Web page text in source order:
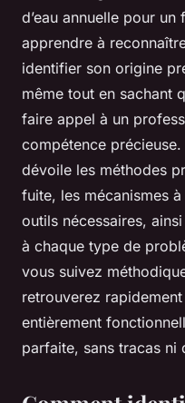
d’eau annuelle pour un
apprendre à
identifier son origine
même tout en sachant
faire appel à un
compétence
dévoile les méthodes
fuite, les mécanismes
outils nécessaires,
à chaque type de
vous suivez
retrouverez rapidement
entièrement
parfaite, sans tracas ni